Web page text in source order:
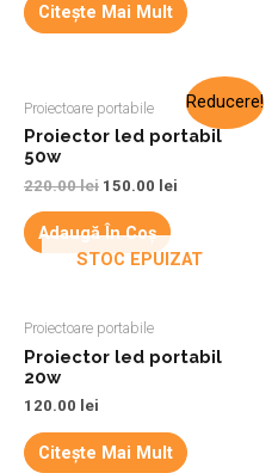
Citește Mai Mult
Reducere!
Proiectoare portabile
Proiector led portabil
50w
220.00lei 150.00 lei
Adaugă În Coș
STOC EPUIZAT
Proiectoare portabile
Proiector led portabil
20w
120.00 lei
Citește Mai Mult